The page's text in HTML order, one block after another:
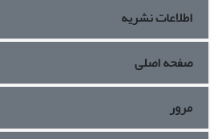
اطلاعات نشریه
صفحه اصلی
مرور